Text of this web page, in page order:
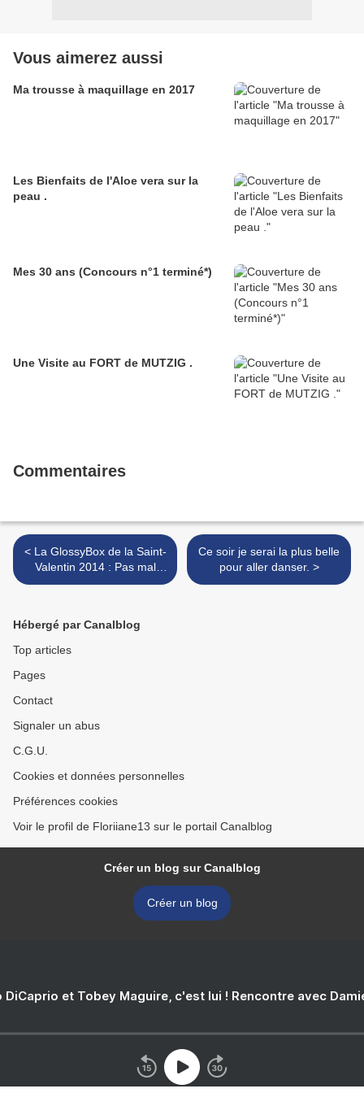
Vous aimerez aussi
Ma trousse à maquillage en 2017
Les Bienfaits de l'Aloe vera sur la
peau .
Mes 30 ans (Concours n°1 terminé*)
Une Visite au FORT de MUTZIG .
Commentaires
< La GlossyBox de la Saint-
Valentin 2014 : Pas mal
mais un peu déçue ...
Ce soir je serai la plus belle
pour aller danser. >
Hébergé par Canalblog
Top articles
Pages
Contact
Signaler un abus
C.G.U.
Cookies et données personnelles
Préférences cookies
Voir le profil de Floriiane13 sur le portail Canalblog
Créer un blog sur Canalblog
Créer un blog
DiCaprio et Tobey Maguire, c'est lui ! Rencontre avec